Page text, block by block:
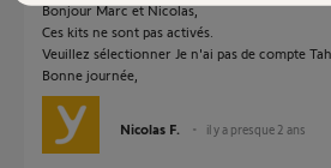
Bonjour Marc et Nicolas,
Ces kits ne sont pas activés.
Veuillez sélectionner Je n'ai pas de compte
Bonne journée,
Nicolas F. il y a presque 2 ans